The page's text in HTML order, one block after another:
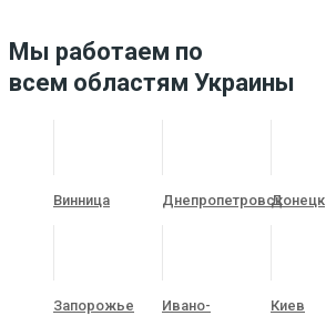
Мы работаем по
всем областям Украины
Винница ДнепропетровскДонецк
Запорожье
Ивано-
Киев